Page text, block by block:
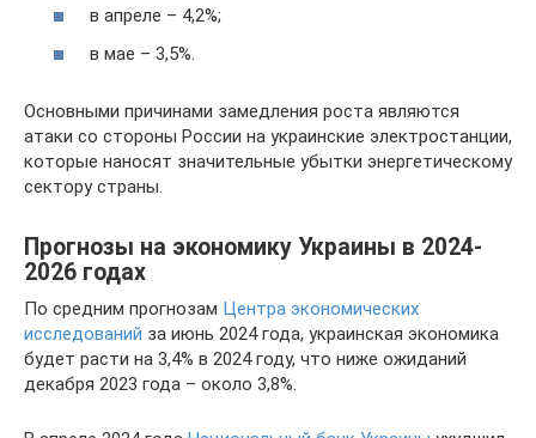
в апреле – 4,2%;
в мае – 3,5%.
Основными причинами замедления роста являются
атаки со стороны России на украинские электростанции,
которые наносят значительные убытки энергетическому
сектору страны.
Прогнозы на экономику Украины в 2024-
2026 годах
По средним прогнозам Центра экономических
исследований за июнь 2024 года, украинская экономика
будет расти на 3,4% в 2024 году, что ниже ожиданий
декабря 2023 года – около 3,8%.